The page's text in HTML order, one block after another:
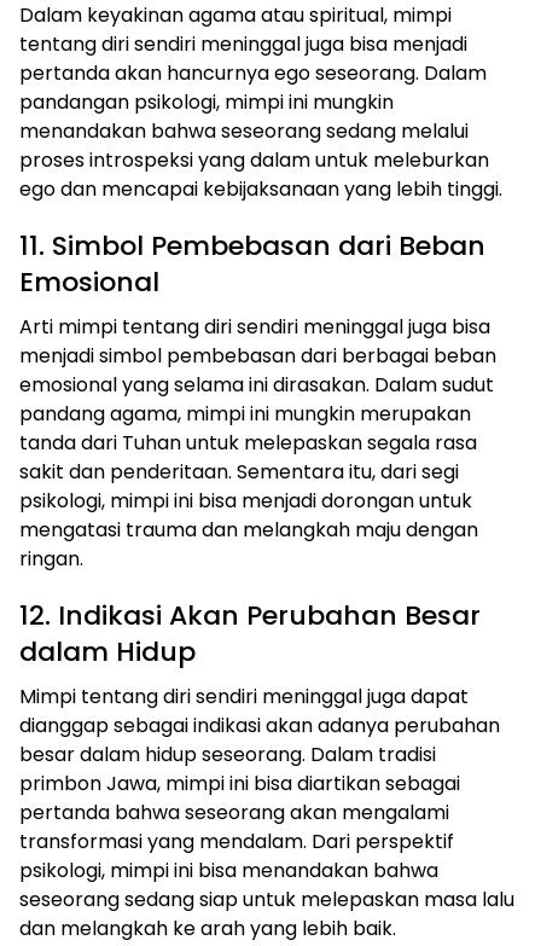
Dalam keyakinan agama atau spiritual, mimpi
tentang diri sendiri meninggal juga bisa menjadi
pertanda akan hancurnya ego seseorang. Dalam
pandangan psikologi, mimpi ini mungkin
menandakan bahwa seseorang sedang melalui
proses introspeksi yang dalam untuk meleburkan
ego dan mencapai kebijaksanaan yang lebih tinggi.
11. Simbol Pembebasan dari Beban
Emosional
Arti mimpi tentang diri sendiri meninggal juga bisa
menjadi simbol pembebasan dari berbagai beban
emosional yang selama ini dirasakan. Dalam sudut
pandang agama, mimpi ini mungkin merupakan
tanda dari Tuhan untuk melepaskan segala rasa
sakit dan penderitaan. Sementara itu, dari segi
psikologi, mimpi ini bisa menjadi dorongan untuk
mengatasi trauma dan melangkah maju dengan
ringan.
12. Indikasi Akan Perubahan Besar
dalam Hidup
Mimpi tentang diri sendiri meninggal juga dapat
dianggap sebagai indikasi akan adanya perubahan
besar dalam hidup seseorang. Dalam tradisi
primbon Jawa, mimpi ini bisa diartikan sebagai
pertanda bahwa seseorang akan mengalami
transformasi yang mendalam. Dari perspektif
psikologi, mimpi ini bisa menandakan bahwa
seseorang sedang siap untuk melepaskan masa lalu
dan melangkah ke arah yang lebih baik.